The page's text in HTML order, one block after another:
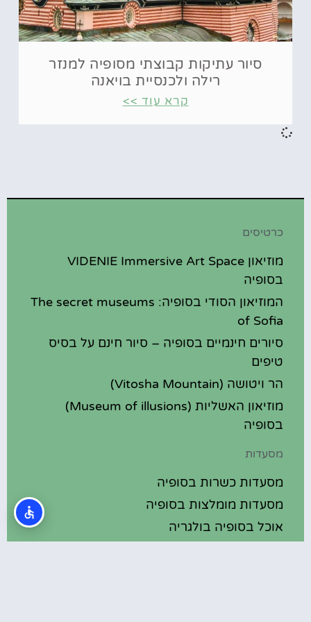
סיור עתיקות קבוצתי מסופיה למנזר
רילה ולכנסיית בויאנה
קרא עוד >>
כרטיסים
מוזיאון VIDENIE Immersive Art Space
בסופיה
המוזיאון הסודי בסופיה: The secret museums
of Sofia
סיורים חינמיים בסופיה – סיור חינם על בסיס
טיפים
הר ויטושה (Vitosha Mountain)
מוזיאון האשליות (Museum of illusions)
בסופיה
מסעדות
מסעדות כשרות בסופיה
מסעדות מומלצות בסופיה
אוכל בסופיה בולגריה